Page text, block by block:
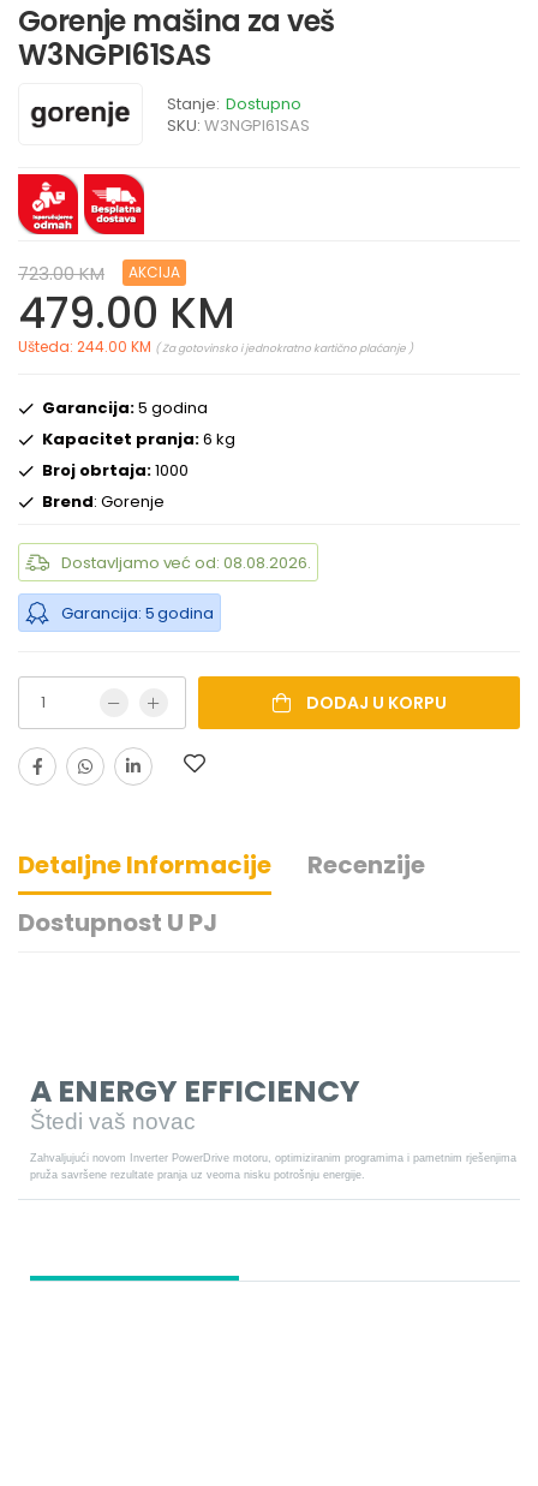
Gorenje mašina za veš
W3NGPI61SAS
Stanje: Dostupno
SKU:W3NGPI61SAS
723.00 KM AKCIJA
479.00 KM
Ušteda: 244.00 KM ( Za gotovinsko i jednokratno kartično plaćanje )
Garancija:5 godina
Kapacitet pranja:6 kg
Broj obrtaja:1000
Brend: Gorenje
Dostavljamo već od: 08.08.2026.
Garancija: 5 godina
DODAJ U KORPU
Detaljne Informacije
Recenzije
Dostupnost U PJ
A ENERGY EFFICIENCY
Štedi vaš novac
Zahvaljujući novom Inverter PowerDrive motoru, optimiziranim programima i pametnim rješenjima
pruža savršene rezultate pranja uz veoma nisku potrošnju energije.